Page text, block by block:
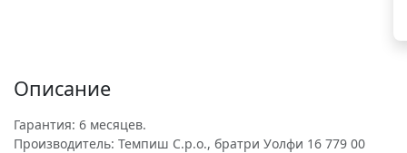
Описание
Гарантия: 6 месяцев.
Производитель: Темпиш С.р.о., братри Уолфи 16 779 00